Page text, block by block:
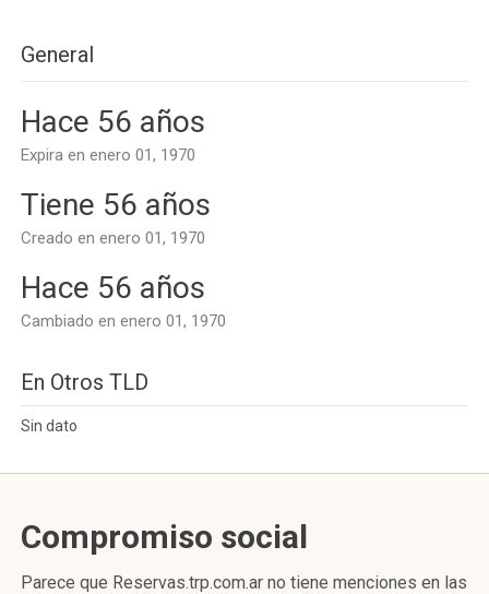
General
Hace 56 años
Expira en enero 01, 1970
Tiene 56 años
Creado en enero 01, 1970
Hace 56 años
Cambiado en enero 01, 1970
En Otros TLD
Sin dato
Compromiso social
Parece que Reservas.trp.com.ar no tiene menciones en las